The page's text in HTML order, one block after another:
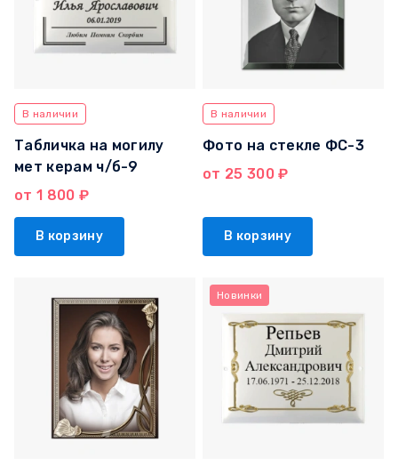
В наличии
Табличка на могилу
мет керам ч/б-9
от 1 800 ₽
В корзину
В наличии
Фото на стекле ФС-3
от 25 300 ₽
В корзину
Новинки